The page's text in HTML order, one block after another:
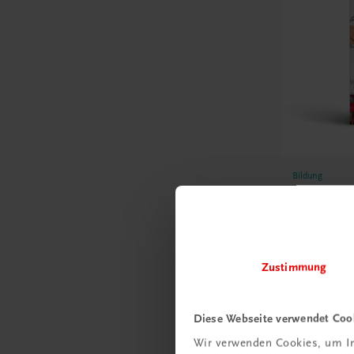
Zustimmung
Diese Webseite verwendet
Wir verwenden Cookies, um
Bildung
E-Book